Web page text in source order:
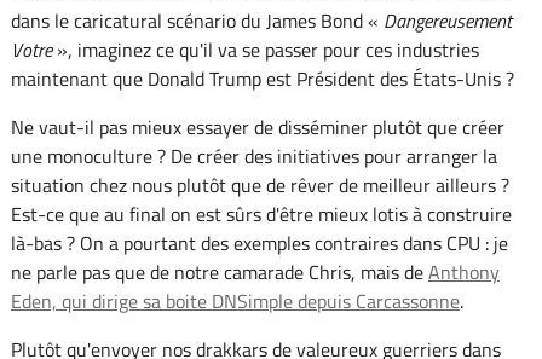
dans le caricatural scénario du James Bond « Dangereusement
Votre», imaginez ce qu'il va se passer pour ces industries
maintenant que Donald Trump est Président des États-Unis ?
Ne vaut-il pas mieux essayer de disséminer plutôt que créer
une monoculture ? De créer des initiatives pour arranger la
situation chez nous plutôt que de rêver de meilleur ailleurs ?
Est-ce que au final on est sûrs d'être mieux lotis à construire
là-bas ? On a pourtant des exemples contraires dans CPU : je
ne parle pas que de notre camarade Chris, mais deAnthony
Eden, qui dirige sa boite DNSimple depuis Carcassonne.
Plutôt qu'envoyer nos drakkars de valeureux guerriers dans